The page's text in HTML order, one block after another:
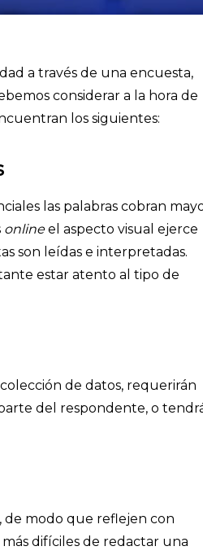
a través de una encuesta,
considerar a la hora de
los siguientes:
las palabras cobran
onlineel aspecto visual ejerce
son leídas e interpretadas.
estar atento al tipo de
de datos, requerirán
del respondente, o
de modo que reflejen con
difíciles de redactar una